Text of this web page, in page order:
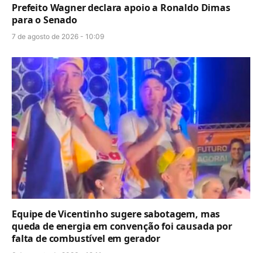
Prefeito Wagner declara apoio a Ronaldo Dimas
para o Senado
7 de agosto de 2026 - 10:09
Equipe de Vicentinho sugere sabotagem, mas
queda de energia em convenção foi causada por
falta de combustível em gerador